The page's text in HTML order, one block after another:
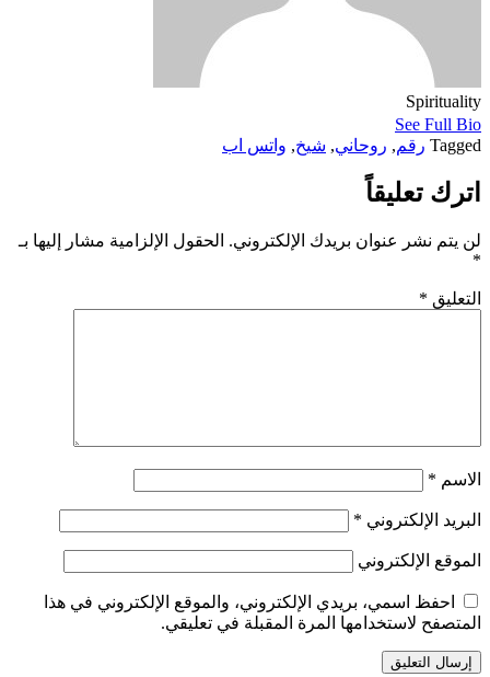
Spirituality
See Full Bio
Tagged رقم, روحاني, شيخ, واتس اب
اترك تعليقاً
لن يتم نشر عنوان بريدك الإلكتروني. الحقول الإلزامية مشار إليها بـ
*
التعليق *
الاسم *
البريد الإلكتروني *
الموقع الإلكتروني
احفظ اسمي، بريدي الإلكتروني، والموقع الإلكتروني في هذا
المتصفح لاستخدامها المرة المقبلة في تعليقي.